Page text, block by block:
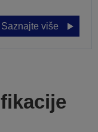
Saznajte više